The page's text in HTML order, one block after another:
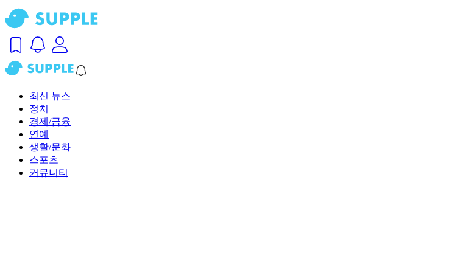
최신 뉴스
정치
경제/금융
연예
생활/문화
스포츠
커뮤니티